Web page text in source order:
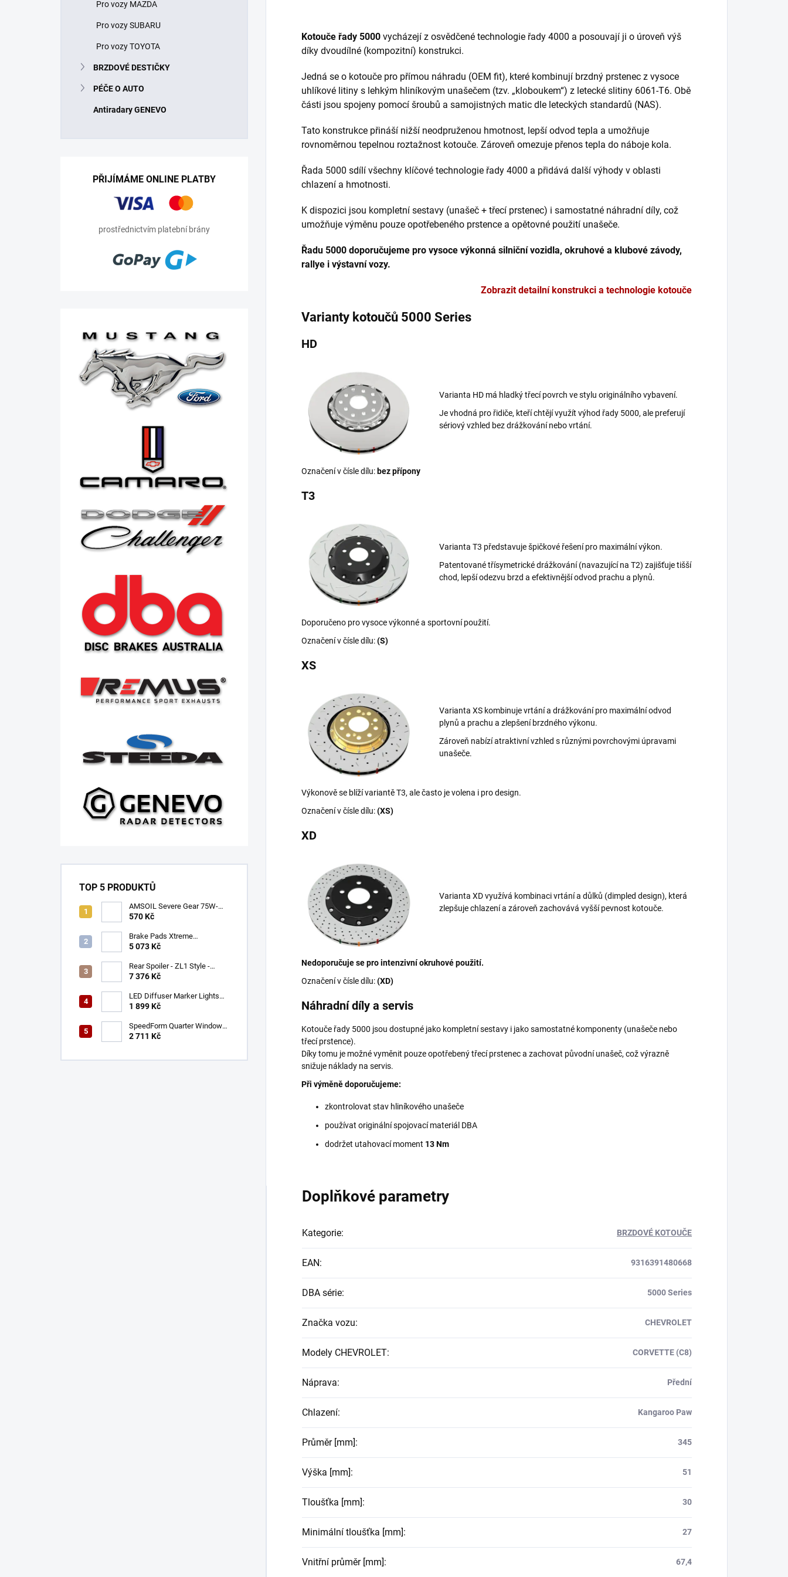
Pro vozy MAZDA
Pro vozy SUBARU
Pro vozy TOYOTA
BRZDOVÉ DESTIČKY
PÉČE O AUTO
Antiradary GENEVO
PŘIJÍMÁME ONLINE PLATBY
prostřednictvím platební brány
TOP 5 PRODUKTŮ
AMSOIL Severe Gear 75W-
140
570 Kč
Brake Pads Xtreme
Performance ECE R90
(DB9021XP)
5 073 Kč
Rear Spoiler - ZL1 Style -
Gloss Black (CAMARO 16-23)
7 376 Kč
LED Diffuser Marker Lights
(CHALLENGER 15-23)
1 899 Kč
SpeedForm Quarter Window
Louvers - Gloss Black
2 711 Kč
Kotouče řady 5000 vycházejí z osvědčené technologie řady 4000 a posouvají ji o úroveň výš
díky dvoudílné (kompozitní) konstrukci.
Jedná se o kotouče pro přímou náhradu (OEM fit), které kombinují brzdný prstenec z vysoce
uhlíkové litiny s lehkým hliníkovým unašečem (tzv. „kloboukem“) z letecké slitiny 6061-T6. Obě
části jsou spojeny pomocí šroubů a samojistných matic dle leteckých standardů (NAS).
Tato konstrukce přináší nižší neodpruženou hmotnost, lepší odvod tepla a umožňuje
rovnoměrnou tepelnou roztažnost kotouče. Zároveň omezuje přenos tepla do náboje kola.
Řada 5000 sdílí všechny klíčové technologie řady 4000 a přidává další výhody v oblasti
chlazení a hmotnosti.
K dispozici jsou kompletní sestavy (unašeč + třecí prstenec) i samostatné náhradní díly, což
umožňuje výměnu pouze opotřebeného prstence a opětovné použití unašeče.
Řadu 5000 doporučujeme pro vysoce výkonná silniční vozidla, okruhové a klubové závody,
rallye i výstavní vozy.
Zobrazit detailní konstrukci a technologie kotouče
Varianty kotoučů 5000 Series
HD
Varianta HD má hladký třecí povrch ve stylu originálního vybavení.
Je vhodná pro řidiče, kteří chtějí využít výhod řady 5000, ale preferují
sériový vzhled bez drážkování nebo vrtání.
Označení v čísle dílu: bez přípony
T3
Varianta T3 představuje špičkové řešení pro maximální výkon.
Patentované třísymetrické drážkování (navazující na T2) zajišťuje tišší
chod, lepší odezvu brzd a efektivnější odvod prachu a plynů.
Doporučeno pro vysoce výkonné a sportovní použití.
Označení v čísle dílu:(S)
XS
Varianta XS kombinuje vrtání a drážkování pro maximální odvod
plynů a prachu a zlepšení brzdného výkonu.
Zároveň nabízí atraktivní vzhled s různými povrchovými úpravami
unašeče.
Výkonově se blíží variantě T3, ale často je volena i pro design.
Označení v čísle dílu:(XS)
XD
Varianta XD využívá kombinaci vrtání a důlků (dimpled design), která
zlepšuje chlazení a zároveň zachovává vyšší pevnost kotouče.
Nedoporučuje se pro intenzivní okruhové použití.
Označení v čísle dílu:(XD)
Náhradní díly a servis
Kotouče řady 5000 jsou dostupné jako kompletní sestavy i jako samostatné komponenty (unašeče nebo
třecí prstence).
Díky tomu je možné vyměnit pouze opotřebený třecí prstenec a zachovat původní unašeč, což výrazně
snižuje náklady na servis.
Při výměně doporučujeme:
zkontrolovat stav hliníkového unašeče
používat originální spojovací materiál DBA
dodržet utahovací moment 13 Nm
Doplňkové parametry
Kategorie: BRZDOVÉ KOTOUČE
EAN: 9316391480668
DBA série: 5000 Series
Značka vozu: CHEVROLET
Modely CHEVROLET: CORVETTE (C8)
Náprava: Přední
Chlazení: Kangaroo Paw
Průměr [mm]: 345
Výška [mm]: 51
Tloušťka [mm]: 30
Minimální tloušťka [mm]: 27
Vnitřní průměr [mm]: 67,4